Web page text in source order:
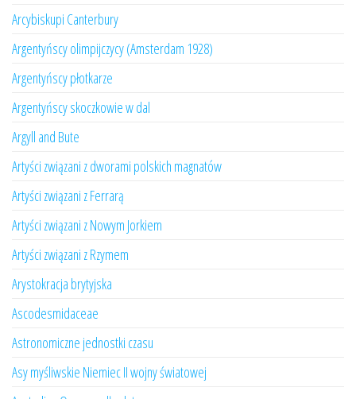
Arcybiskupi Canterbury
Argentyńscy olimpijczycy (Amsterdam 1928)
Argentyńscy płotkarze
Argentyńscy skoczkowie w dal
Argyll and Bute
Artyści związani z dworami polskich magnatów
Artyści związani z Ferrarą
Artyści związani z Nowym Jorkiem
Artyści związani z Rzymem
Arystokracja brytyjska
Ascodesmidaceae
Astronomiczne jednostki czasu
Asy myśliwskie Niemiec II wojny światowej